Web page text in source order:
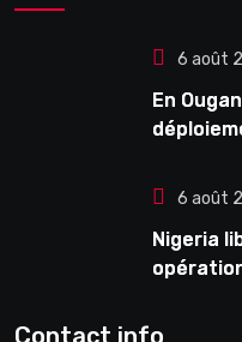
6 août
En
6 août
Nigeria
Contact info